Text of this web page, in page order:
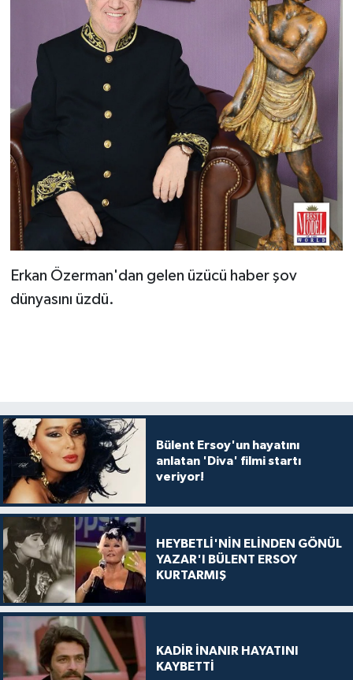
Erkan Özerman'dan gelen üzücü haber şov
dünyasını üzdü.
Bülent Ersoy'un hayatını
anlatan 'Diva' filmi startı
veriyor!
HEYBETLİ'NİN ELİNDEN GÖNÜL
YAZAR'I BÜLENT ERSOY
KURTARMIŞ
KADİR İNANIR HAYATINI
KAYBETTİ